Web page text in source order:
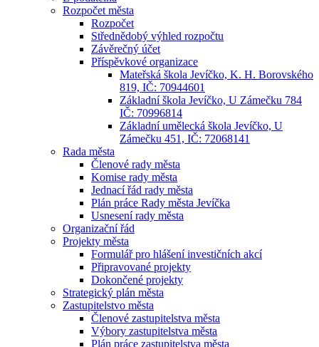
Rozpočet města
Rozpočet
Střednědobý výhled rozpočtu
Závěrečný účet
Příspěvkové organizace
Mateřská škola Jevíčko, K. H. Borovského
819, IČ: 70944601
Základní škola Jevíčko, U Zámečku 784
IČ: 70996814
Základní umělecká škola Jevíčko, U
Zámečku 451, IČ: 72068141
Rada města
Členové rady města
Komise rady města
Jednací řád rady města
Plán práce Rady města Jevíčka
Usnesení rady města
Organizační řád
Projekty města
Formulář pro hlášení investičních akcí
Připravované projekty
Dokončené projekty
Strategický plán města
Zastupitelstvo města
Členové zastupitelstva města
Výbory zastupitelstva města
Plán práce zastupitelstva města